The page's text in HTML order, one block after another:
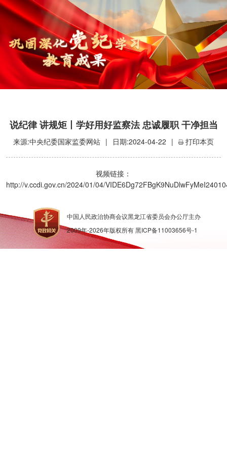
说纪律 讲规矩丨学好用好监察法 忠诚履职 干净担当
来源:中央纪委国家监委网站 | 日期:2024-04-22 | 打印本页
视频链接：
http://v.ccdi.gov.cn/2024/01/04/
中国人民政治协商会议黑龙江省委员会办公厅主办
2009年-2026年版权所有黑ICP备11003656号-1